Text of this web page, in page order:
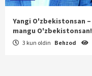
Yangi O'zbekistonsan –
mangu O'zbekistonsan!
3 kun oldin Behzod